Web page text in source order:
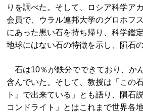
りを調べた。そして、ロシア科学ア
会員で、ウラル連邦大学のグロホフ
にあった黒い石を持ち帰り、科学鑑
地球にはない石の特徴を示し、隕石
石は10％が鉄分でできており、か
含んでいた。そして、教授は「この
ト』で出来ている」とも語り、隕石
コンドライト」とはこれまで世界各